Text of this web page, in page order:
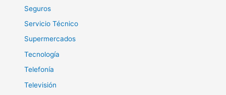
Seguros
Servicio Técnico
Supermercados
Tecnología
Telefonía
Televisión